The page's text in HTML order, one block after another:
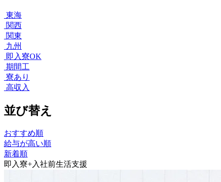
東海
関西
関東
九州
即入寮OK
期間工
寮あり
高収入
並び替え
おすすめ順
給与が高い順
新着順
即入寮+入社前生活支援